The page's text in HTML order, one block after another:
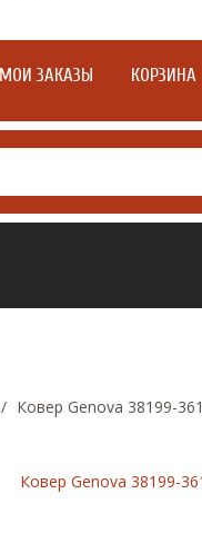
МОИ ЗАКАЗЫ КОРЗИНА
/ Ковер Genova 38199-